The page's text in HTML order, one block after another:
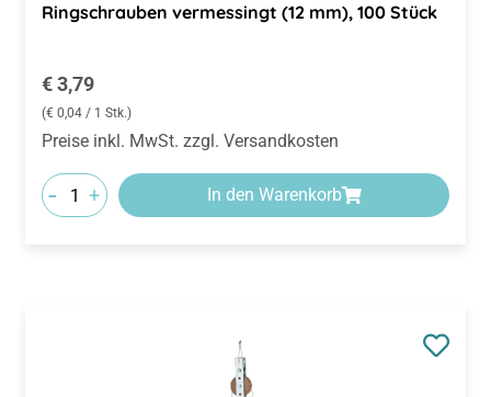
Ringschrauben vermessingt (12 mm), 100 Stück
Regulärer Preis:
€ 3,79
(€ 0,04 / 1 Stk.)
Preise inkl. MwSt. zzgl. Versandkosten
- + In den Warenkorb